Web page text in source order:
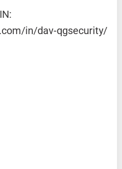
in/dav-qgsecurity/